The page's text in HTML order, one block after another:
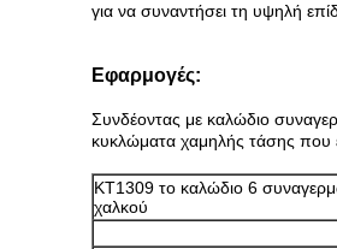
για να συναντήσει τη υψηλή
Εφαρμογές:
Συνδέοντας με καλώδιο
κυκλώματα χαμηλής τάσης που
KT1309 το καλώδιο 6
χαλκού